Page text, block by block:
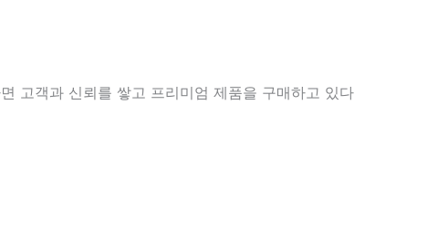
고객과 신뢰를 쌓고 프리미엄 제품을 구매하고 있다